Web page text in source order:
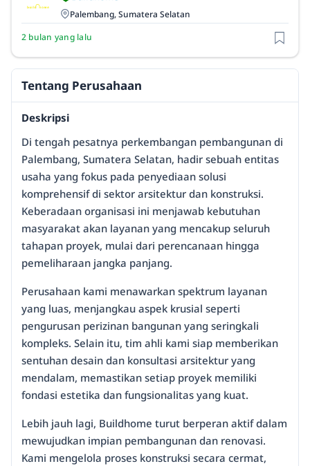
Palembang, Sumatera Selatan
2 bulan yang lalu
Tentang Perusahaan
Deskripsi
Di tengah pesatnya perkembangan pembangunan di
Palembang, Sumatera Selatan, hadir sebuah entitas
usaha yang fokus pada penyediaan solusi
komprehensif di sektor arsitektur dan konstruksi.
Keberadaan organisasi ini menjawab kebutuhan
masyarakat akan layanan yang mencakup seluruh
tahapan proyek, mulai dari perencanaan hingga
pemeliharaan jangka panjang.
Perusahaan kami menawarkan spektrum layanan
yang luas, menjangkau aspek krusial seperti
pengurusan perizinan bangunan yang seringkali
kompleks. Selain itu, tim ahli kami siap memberikan
sentuhan desain dan konsultasi arsitektur yang
mendalam, memastikan setiap proyek memiliki
fondasi estetika dan fungsionalitas yang kuat.
Lebih jauh lagi, Buildhome turut berperan aktif dalam
mewujudkan impian pembangunan dan renovasi.
Kami mengelola proses konstruksi secara cermat,